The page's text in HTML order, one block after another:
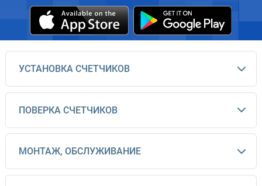
УСТАНОВКА СЧЕТЧИКОВ
ПОВЕРКА СЧЕТЧИКОВ
МОНТАЖ, ОБСЛУЖИВАНИЕ